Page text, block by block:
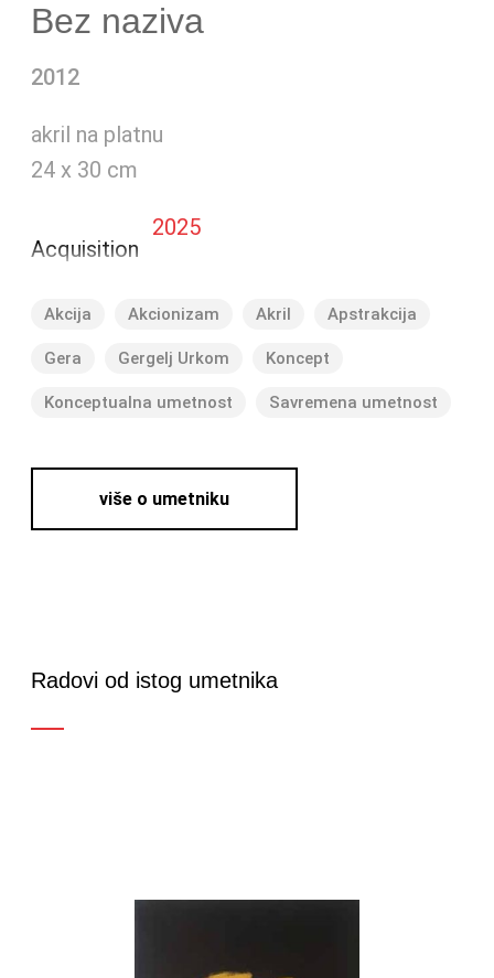
Bez naziva
2012
akril na platnu
24 x 30 cm
Acquisition
2025
Akcija Akcionizam Akril Apstrakcija
Gera Gergelj Urkom Koncept
Konceptualna umetnost Savremena umetnost
više o umetniku
Radovi od istog umetnika